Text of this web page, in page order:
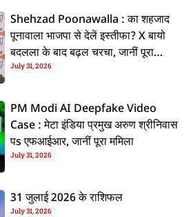
Shehzad Poonawalla : का शहजाद
पूनावाला भाजपा से देलें इस्तीफा? X बायो
बदलला के बाद बढ़ल चरचा, जानीं पूरा
ममिला
July 31, 2026
PM Modi AI Deepfake Video
Case : मेटा इंडिया प्रमुख अरुण श्रीनिवास
पs एफआईआर, जानीं पूरा ममिला
July 31, 2026
31 जुलाई 2026 के राशिफल
July 31, 2026